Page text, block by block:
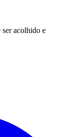
ser acolhido e